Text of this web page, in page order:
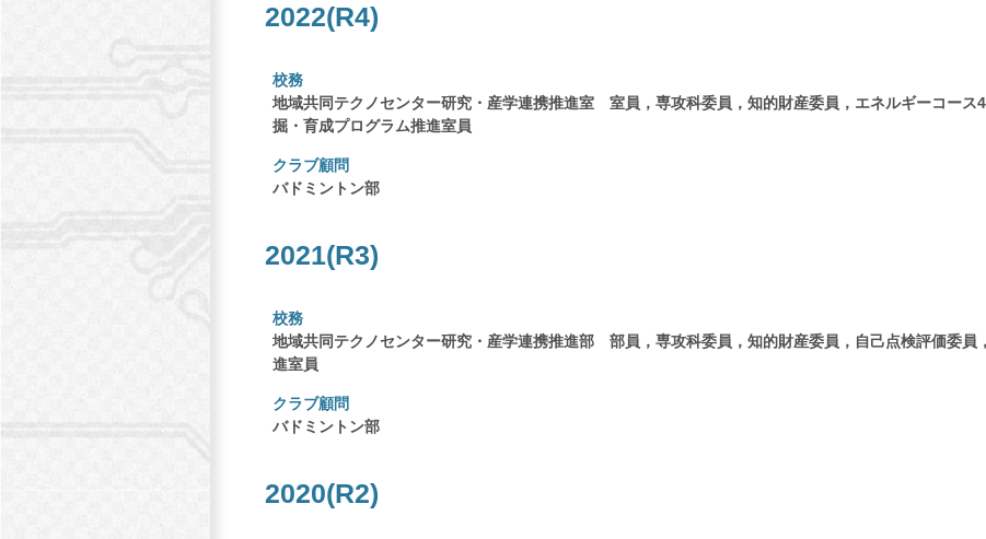
2022(R4)
校務
地域共同テクノセンター研究・産学連携推進室 室員，専攻科委員，知的財産委員，エネルギーコース
掘・育成プログラム推進室員
クラブ顧問
バドミントン部
2021(R3)
校務
地域共同テクノセンター研究・産学連携推進部 部員，専攻科委員，知的財産委員，自己点検評価委員
進室員
クラブ顧問
バドミントン部
2020(R2)